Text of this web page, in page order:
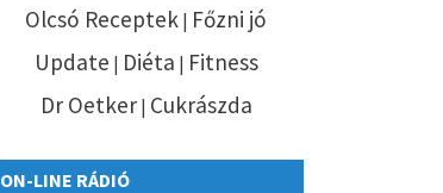
Olcsó Receptek | Főzni jó
Update | Diéta | Fitness
Dr Oetker| Cukrászda
ON-LINE RÁDIÓ